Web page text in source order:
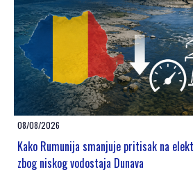
08/08/2026
Kako Rumunija smanjuje pritisak na
zbog niskog vodostaja Dunava